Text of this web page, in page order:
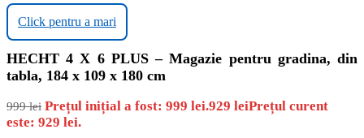
Click pentru a mari
HECHT 4 X 6 PLUS – Magazie pentru gradina, din
tabla, 184 x 109 x 180 cm
999lei Prețul inițial a fost: 999 lei.929 leiPrețul curent
este: 929 lei.